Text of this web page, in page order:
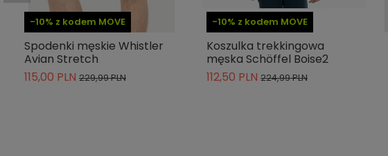
IndeksNF00A8SFM191
ean13196011027652
» Podmiot odpowiedzialny
-10% z kodem MOVE
Spodenki męskie Whistler
Avian Stretch
115,00 PLN 229,99 PLN
-10% z kodem MOVE
Koszulka trekkingowa
męska Schöffel Boise2
112,50 PLN 224,99 PLN